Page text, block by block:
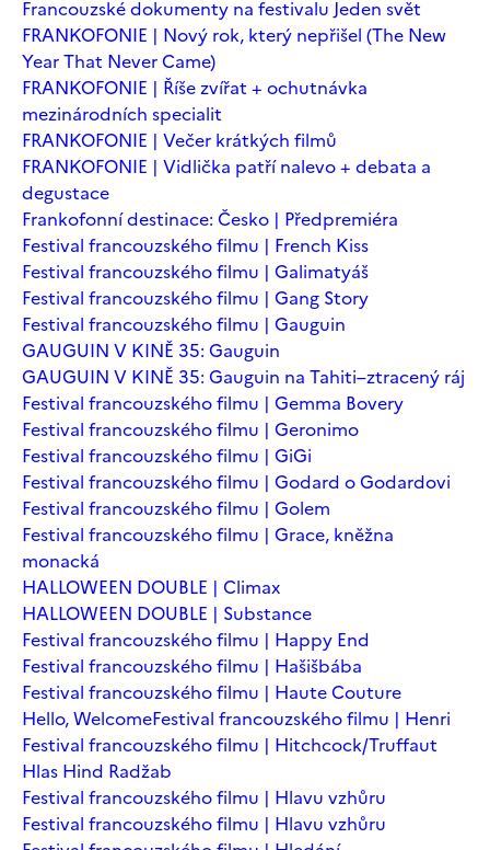
Francouzské dokumenty na festivalu Jeden svět
FRANKOFONIE | Nový rok, který nepřišel (The New
Year That Never Came)
FRANKOFONIE | Říše zvířat + ochutnávka
mezinárodních specialit
FRANKOFONIE | Večer krátkých filmů
FRANKOFONIE | Vidlička patří nalevo + debata a
degustace
Frankofonní destinace: Česko | Předpremiéra
Festival francouzského filmu | French Kiss
Festival francouzského filmu | Galimatyáš
Festival francouzského filmu | Gang Story
Festival francouzského filmu | Gauguin
GAUGUIN V KINĚ 35: Gauguin
GAUGUIN V KINĚ 35: Gauguin na Tahiti–ztracený ráj
Festival francouzského filmu | Gemma Bovery
Festival francouzského filmu | Geronimo
Festival francouzského filmu | GiGi
Festival francouzského filmu | Godard o Godardovi
Festival francouzského filmu | Golem
Festival francouzského filmu | Grace, kněžna
monacká
HALLOWEEN DOUBLE | Climax
HALLOWEEN DOUBLE | Substance
Festival francouzského filmu | Happy End
Festival francouzského filmu | Hašišbába
Festival francouzského filmu | Haute Couture
Hello, WelcomeFestival francouzského filmu | Henri
Festival francouzského filmu | Hitchcock/Truffaut
Hlas Hind Radžab
Festival francouzského filmu | Hlavu vzhůru
Festival francouzského filmu | Hlavu vzhůru